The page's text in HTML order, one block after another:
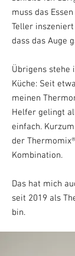
muss das
Teller
dass das Auge
Übrigens stehe
Küche: Seit
meinen
Helfer gelingt
einfach.
der Thermomix®
Kombination.
Das hat mich
seit 2019 als
bin.